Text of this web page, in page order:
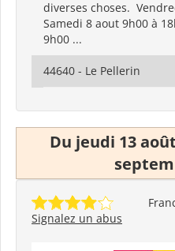
diverses choses.
Samedi 8 aout 9h00 à
9h00 ...
44640 - Le Pellerin
Du jeudi 13
Signalez un abus